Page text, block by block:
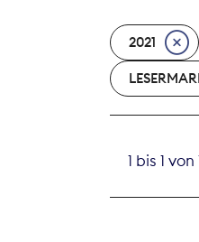
2021
1 bis 1 von